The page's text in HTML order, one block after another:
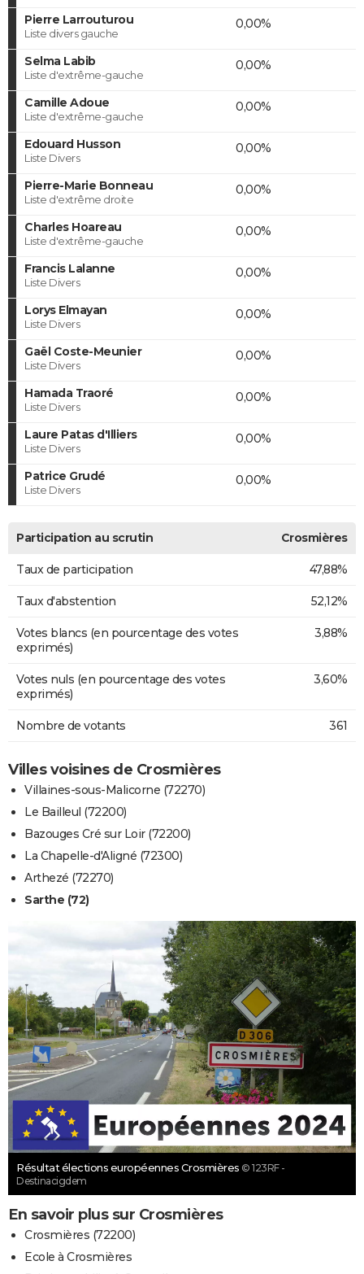
Pierre Larrouturou
Liste divers gauche
0,00%
Selma Labib
Liste d'extrême-gauche
0,00%
Camille Adoue
Liste d'extrême-gauche
0,00%
Edouard Husson
Liste Divers
0,00%
Pierre-Marie Bonneau
Liste d'extrême droite
0,00%
Charles Hoareau
Liste d'extrême-gauche
0,00%
Francis Lalanne
Liste Divers
0,00%
Lorys Elmayan
Liste Divers
0,00%
Gaël Coste-Meunier
Liste Divers
0,00%
Hamada Traoré
Liste Divers
0,00%
Laure Patas d'Illiers
Liste Divers
0,00%
Patrice Grudé
Liste Divers
0,00%
Participation au scrutin Crosmières
Taux de participation 47,88%
Taux d'abstention 52,12%
Votes blancs (en pourcentage des votes
exprimés)
3,88%
Votes nuls (en pourcentage des votes
exprimés)
3,60%
Nombre de votants 361
Villes voisines de Crosmières
Villaines-sous-Malicorne (72270)
Le Bailleul (72200)
Bazouges Cré sur Loir (72200)
La Chapelle-d'Aligné (72300)
Arthezé (72270)
Sarthe (72)
Résultat élections européennes Crosmières © 123RF -
Destinacigdem
En savoir plus sur Crosmières
Crosmières (72200)
Ecole à Crosmières